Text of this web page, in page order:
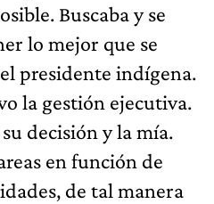
Buscaba y se
lo mejor que se
presidente indígena.
la gestión ejecutiva.
decisión y la mía.
en función de
de tal manera